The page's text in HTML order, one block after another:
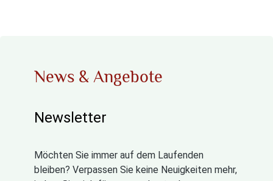
News & Angebote
Newsletter
Möchten Sie immer auf dem Laufenden
bleiben? Verpassen Sie keine Neuigkeiten mehr,